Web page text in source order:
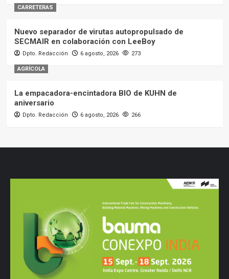
CARRETERAS
Nuevo separador de virutas autopropulsado de
SECMAIR en colaboración con LeeBoy
Dpto. Redacción 6 agosto, 2026 273
AGRÍCOLA
La empacadora-encintadora BIO de KUHN de
aniversario
Dpto. Redacción 6 agosto, 2026 266